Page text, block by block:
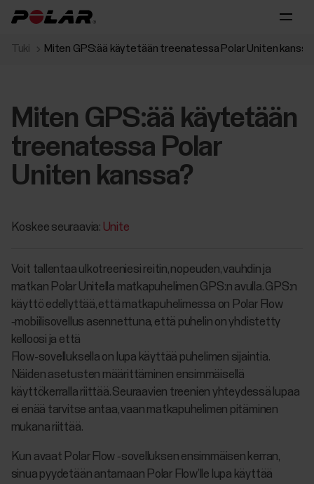
Tuki Miten GPS:ää käytetään treenatessa Polar Uniten
Miten GPS:ää käytetään
treenatessa Polar
Uniten kanssa?
Koskee seuraavia: Unite
Voit tallentaa ulkotreeniesi reitin, nopeuden, vauhdin ja
matkan Polar Unitella matkapuhelimen GPS:n avulla. GPS:n
käyttö edellyttää, että matkapuhelimessa on Polar Flow
‑mobiilisovellus asennettuna, että puhelin on yhdistetty
kelloosi ja että
Flow-sovelluksella on lupa käyttää puhelimen sijaintia.
Näiden asetusten määrittäminen ensimmäisellä
käyttökerralla riittää. Seuraavien treenien yhteydessä lupaa
ei enää tarvitse antaa, vaan matkapuhelimen pitäminen
mukana riittää.
Kun avaat Polar Flow ‑sovelluksen ensimmäisen kerran,
sinua pyydetään antamaan Polar Flow’lle lupa käyttää